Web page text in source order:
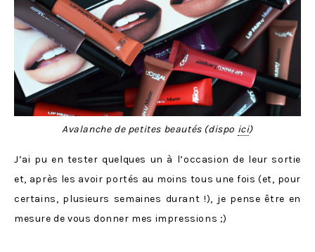
Avalanche de petites beautés (dispo ici)
J’ai pu en tester quelques un à l’occasion de leur sortie
et, après les avoir portés au moins tous une fois (et, pour
certains, plusieurs semaines durant !), je pense être en
mesure de vous donner mes impressions ;)